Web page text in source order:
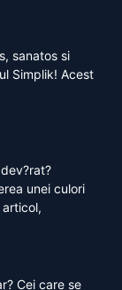
sanatos si
Simplik! Acest
unei culori
Cei care se